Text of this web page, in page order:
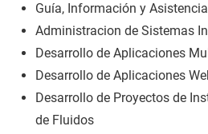
Guía, Información y
Administracion de Sistemas
Desarrollo de Aplicaciones
Desarrollo de Aplicaciones
Desarrollo de Proyectos de
de Fluidos